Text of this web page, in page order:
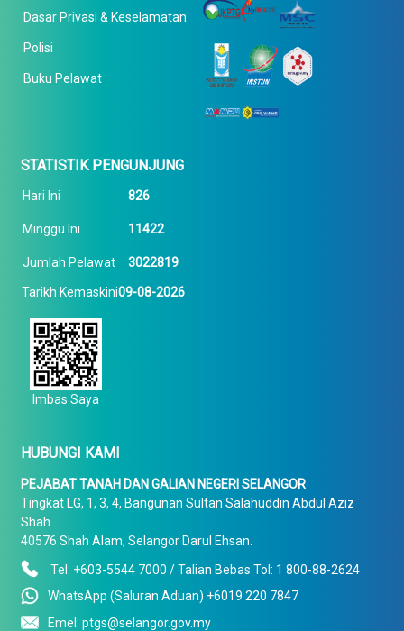
Dasar Privasi & Keselamatan
Polisi
Buku Pelawat
STATISTIK PENGUNJUNG
Hari Ini 826
Minggu Ini 11422
Jumlah Pelawat 3022819
Tarikh Kemaskini09-08-2026
Imbas Saya
HUBUNGI KAMI
PEJABAT TANAH DAN GALIAN NEGERI SELANGOR
Tingkat LG, 1, 3, 4, Bangunan Sultan Salahuddin Abdul Aziz
Shah
40576 Shah Alam, Selangor Darul Ehsan.
Tel: +603-5544 7000 / Talian Bebas Tol: 1 800-88-2624
WhatsApp (Saluran Aduan) +6019 220 7847
Emel: ptgs@selangor.gov.my